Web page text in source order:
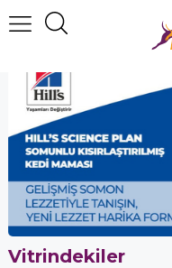
Vitrindekiler